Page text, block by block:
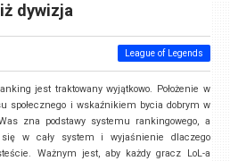
dywizja
League of Legends
jest traktowany wyjątkowo. Położenie w
społecznego i wskaźnikiem bycia dobrym w
zna podstawy systemu rankingowego, a
się w cały system i wyjaśnienie dlaczego
Ważnym jest, aby każdy gracz LoL-a